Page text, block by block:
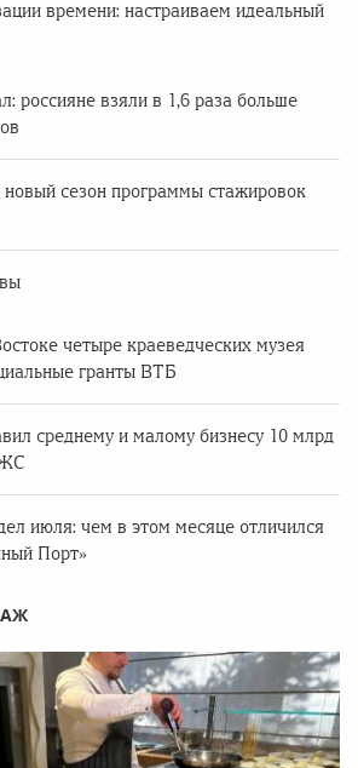
времени: настраиваем идеальный
россияне взяли в 1,6 раза больше
новый сезон программы стажировок
четыре краеведческих музея
гранты ВТБ
среднему и малому бизнесу 10 млрд
июля: чем в этом месяце отличился
Порт»